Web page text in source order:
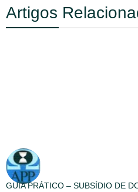
Artigos
GUIA PRÁTICO – SUBSÍDIO DE